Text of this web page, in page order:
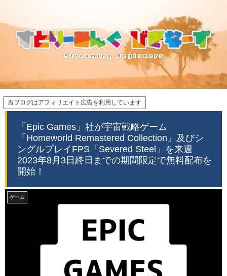
当ブログはアフィリエイト広告を利用しています
「Epic Games」社が宇宙戦略ゲーム
「Homeworld Remastered Collection」及びシ
ングルプレイFPS「Severed Steel」を来週
2023年8月3日終日までの期間限定で無料配布を
開始！
ゲーム